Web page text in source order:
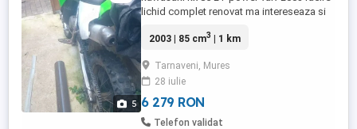
5
lichid complet renovat ma intereseaza si
acte
2003 | 85 cm3 | 1 km
Tarnaveni, Mures
28 iulie
6 279 RON
Telefon validat